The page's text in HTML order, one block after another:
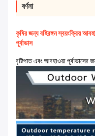
বর্ণনা
কৃষির জন্য বহিরঙ্গন স্বয়ংক্রিয়
পূর্বাভাস
বৃষ্টিপাত এবং আবহাওয়া